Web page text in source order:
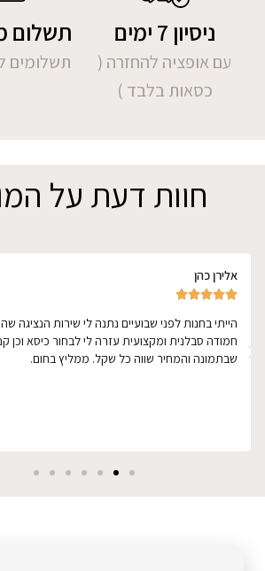
ניסיון 7 ימים
עם אופציה להחזרה (
כסאות בלבד )
תשלום
תשלומים
חוות דעת על
אלירן כהן





הייתי בחנות לפני שבועיים נתנה לי שירות הנציגה
חמודה סבלנית ומקצועית עזרה לי לבחור כיסא וכן
שבתמונה והמחיר שווה כל שקל. ממליץ בחום.